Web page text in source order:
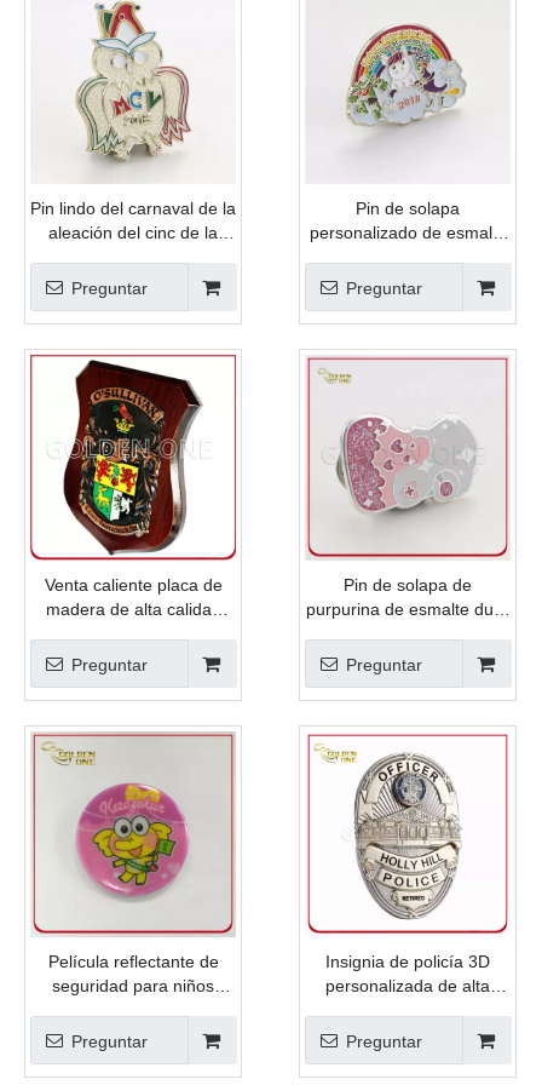
Pin lindo del carnaval de la
aleación del cinc de la
esmalte suave del regalo
calidad
Preguntar
Pin de solapa
personalizado de esmalte
de arco iris de metal de
calientes
Preguntar
Venta caliente placa de
madera de alta calidad
Preguntar
Pin de solapa de
purpurina de esmalte duro
Preguntar
Película reflectante de
seguridad para niños
impresa
Preguntar
Insignia de policía 3D
personalizada de alta
calidad
Preguntar